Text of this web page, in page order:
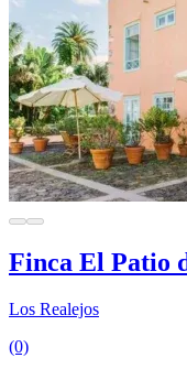
Finca El Patio
Los Realejos
(0)